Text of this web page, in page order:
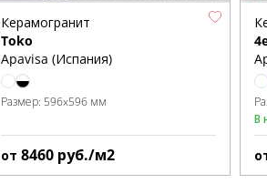
Керамогранит
Toko
Apavisa (Испания)
Размер: 596x596 мм
от 8460 руб./м2
В